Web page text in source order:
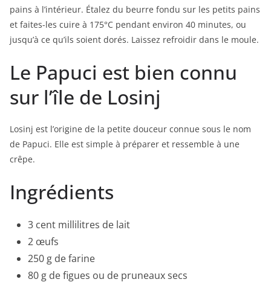
pains à l’intérieur. Étalez du beurre fondu sur les petits pains
et faites-les cuire à 175°C pendant environ 40 minutes, ou
jusqu’à ce qu’ils soient dorés. Laissez refroidir dans le moule.
Le Papuci est bien connu
sur l’île de Losinj
Losinj est l’origine de la petite douceur connue sous le nom
de Papuci. Elle est simple à préparer et ressemble à une
crêpe.
Ingrédients
3 cent millilitres de lait
2 œufs
250 g de farine
80 g de figues ou de pruneaux secs